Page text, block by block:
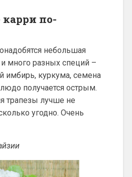
карри по-
небольшая
много разных специй –
имбирь, куркума, семена
получается острым.
трапезы лучше не
угодно. Очень